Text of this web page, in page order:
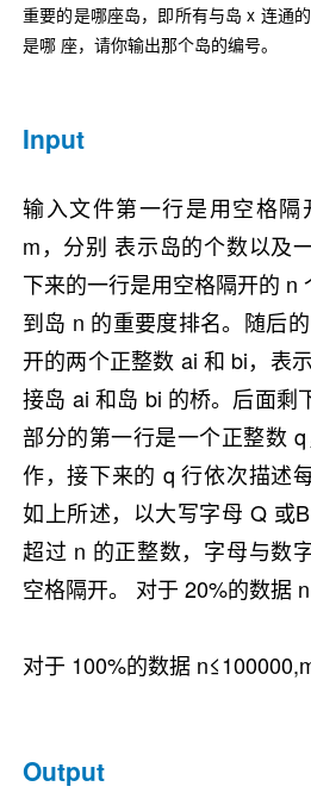
重要的是哪座岛，即所有与岛 x 连通
是哪 座，请你输出那个岛的编号。
Input
输入文件第一行是用空格
m，分别 表示岛的个数以及
下来的一行是用空格隔开的 n
到岛 n 的重要度排名。随后
开的两个正整数 ai 和 bi，表
接岛 ai 和岛 bi 的桥。后面剩
部分的第一行是一个正整数
作，接下来的 q 行依次描述
如上所述，以大写字母 Q 或
超过 n 的正整数，字母与数
空格隔开。 对于 20%的数据
对于 100%的数据
Output